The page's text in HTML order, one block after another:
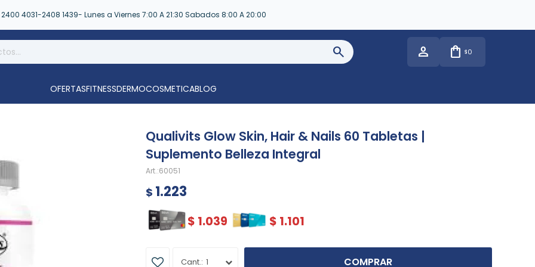
2400 4031-2408 1439- Lunes a Viernes 7:00 A 21:30 Sabados 8:00 A 20:00
$0
OFERTASFITNESSDERMOCOSMETICABLOG
Qualivits Glow Skin, Hair & Nails 60 Tabletas |
Suplemento Belleza Integral
60051
$ 1.223
$ 1.039 $ 1.101
1 COMPRAR